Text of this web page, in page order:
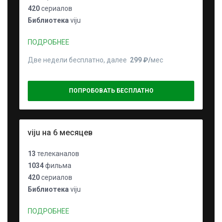
420сериалов
Библиотека viju
ПОДРОБНЕЕ
Две недели бесплатно, далее 299 ₽⁠/⁠мес
ПОПРОБОВАТЬ БЕСПЛАТНО
viju на 6 месяцев
13 телеканалов
1034фильма
420сериалов
Библиотека viju
ПОДРОБНЕЕ